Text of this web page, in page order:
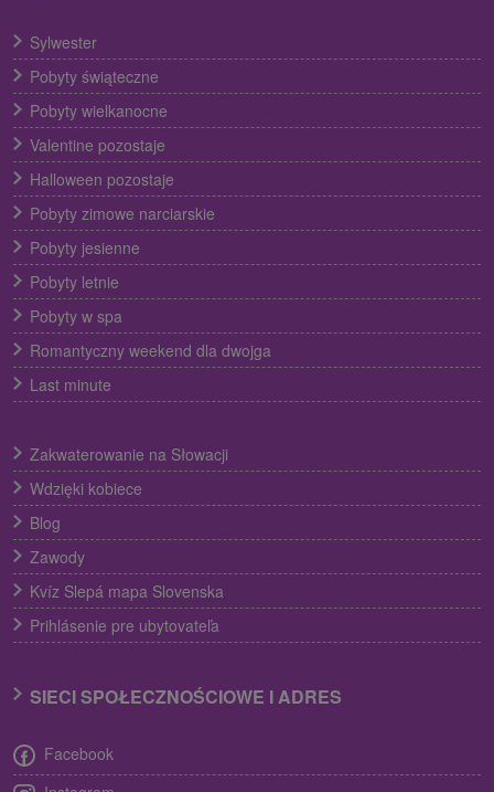
Sylwester
Pobyty świąteczne
Pobyty wielkanocne
Valentine pozostaje
Halloween pozostaje
Pobyty zimowe narciarskie
Pobyty jesienne
Pobyty letnie
Pobyty w spa
Romantyczny weekend dla dwojga
Last minute
Zakwaterowanie na Słowacji
Wdzięki kobiece
Blog
Zawody
Kvíz Slepá mapa Slovenska
Prihlásenie pre ubytovateľa
SIECI SPOŁECZNOŚCIOWE I ADRES
Facebook